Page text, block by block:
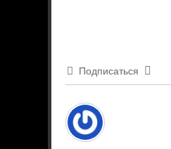
Подписаться